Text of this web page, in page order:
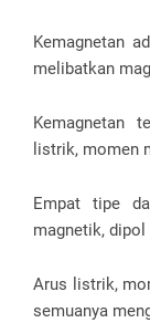
Kemagnetan
melibatkan
Kemagnetan
listrik, momen
Empat tipe
magnetik,
Arus listrik,
semuanya